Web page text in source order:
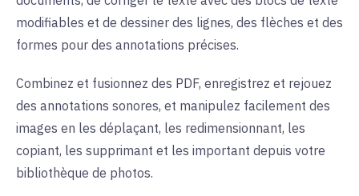
modifiables et de dessiner des lignes, des flèches et des
formes pour des annotations précises.
Combinez et fusionnez des PDF, enregistrez et rejouez
des annotations sonores, et manipulez facilement des
images en les déplaçant, les redimensionnant, les
copiant, les supprimant et les important depuis votre
bibliothèque de photos.